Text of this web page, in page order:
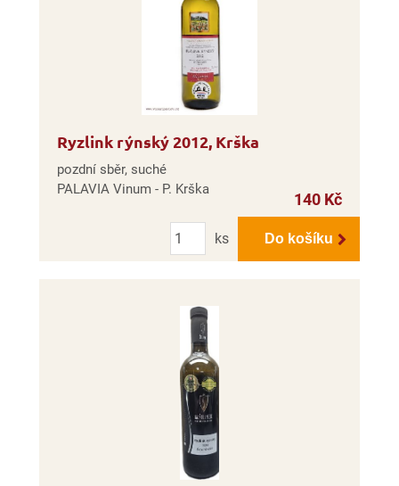
Ryzlink rýnský 2012, Krška
pozdní sběr, suché
PALAVIA Vinum - P. Krška
140 Kč
Počet
ks
Do košíku